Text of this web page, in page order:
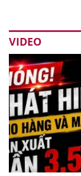
VIDEO